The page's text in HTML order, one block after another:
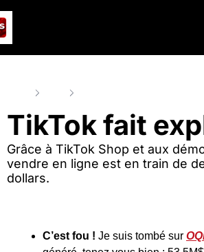
TikTok fait
Grâce à TikTok Shop et aux
vendre en ligne est en train de
dollars.
C’est fou ! Je suis tombé sur